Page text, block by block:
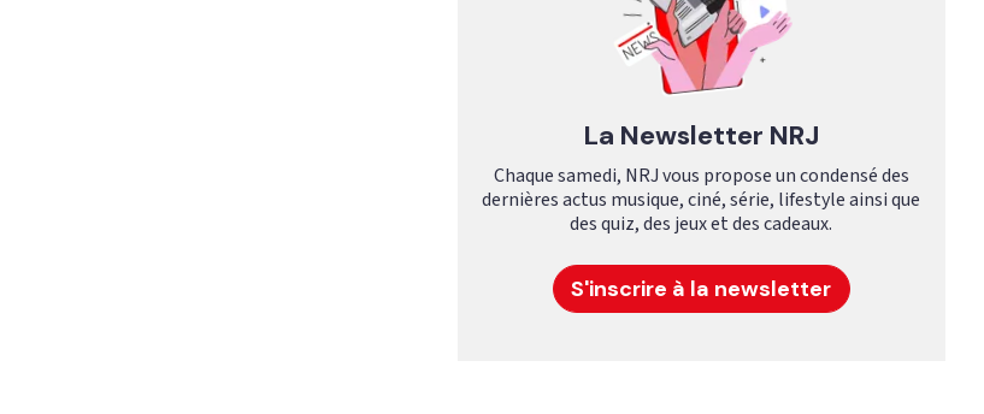
La Newsletter NRJ
Chaque samedi, NRJ vous propose un condensé des
dernières actus musique, ciné, série, lifestyle ainsi que
des quiz, des jeux et des cadeaux.
S'inscrire à la newsletter